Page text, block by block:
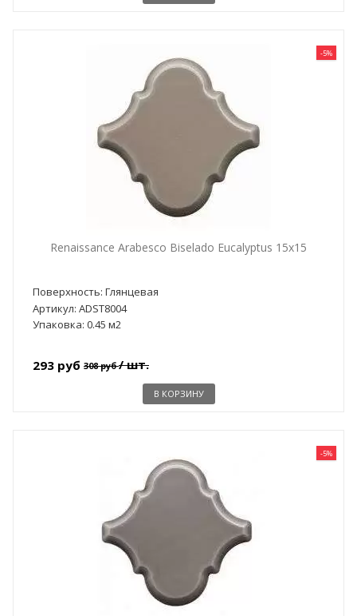
-5%
Renaissance Arabesco Biselado Eucalyptus 15x15
Поверхность: Глянцевая
Артикул: ADST8004
Упаковка: 0.45 м2
293 руб 308 руб/ шт.
В КОРЗИНУ
-5%